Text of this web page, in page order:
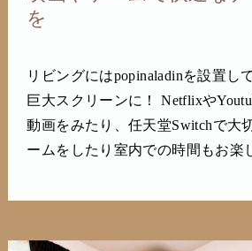
を
リビングにはpopinaladinを設置し
巨大スクリーンに！ Netflixや
動画をみたり、任天堂Switchで大
ームをしたり室内での時間もお楽